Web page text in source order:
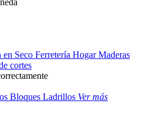
en Seco Ferretería HogarMaderas
cortes
Bloques Ladrillos Ver más